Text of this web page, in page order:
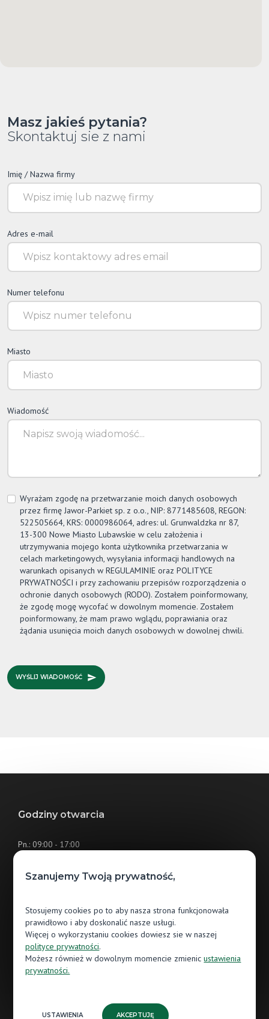
Masz jakieś pytania?
Skontaktuj sie z nami
Imię / Nazwa firmy
Adres e-mail
Numer telefonu
Miasto
Wiadomość
Wyrażam zgodę na przetwarzanie moich danych osobowych
przez firmę Jawor-Parkiet sp. z o.o., NIP: 8771485608, REGON:
522505664, KRS: 0000986064, adres: ul. Grunwaldzka nr 87,
13-300 Nowe Miasto Lubawskie w celu założenia i
utrzymywania mojego konta użytkownika przetwarzania w
celach marketingowych, wysyłania informacji handlowych na
warunkach opisanych w REGULAMINIE oraz POLITYCE
PRYWATNOŚCI i przy zachowaniu przepisów rozporządzenia o
ochronie danych osobowych (RODO). Zostałem poinformowany,
że zgodę mogę wycofać w dowolnym momencie. Zostałem
poinformowany, że mam prawo wglądu, poprawiania oraz
żądania usunięcia moich danych osobowych w dowolnej chwili.
WYŚLIJ WIADOMOŚĆ
Godziny otwarcia
Pn.: 09:00 - 17:00
Czw.: 09:00 - 17:00
Pt.: 09:00 - 17:00
Sb.: 09:00 - 13:00
Nd.: (nieczynne)
Szanujemy Twoją prywatność,
Stosujemy cookies po to aby nasza strona funkcjonowała
prawidłowo i aby doskonalić nasze usługi.
Więcej o wykorzystaniu cookies dowiesz sie w naszej
polityce prywatności.
Możesz również w dowolnym momencie zmienicustawienia
prywatności.
USTAWIENIA AKCEPTUJĘ